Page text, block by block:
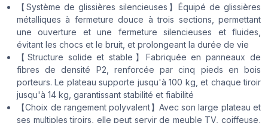
【Système de glissières silencieuses】Équipé de glissières
métalliques à fermeture douce à trois sections, permettant
une ouverture et une fermeture silencieuses et fluides,
évitant les chocs et le bruit, et prolongeant la durée de vie
【Structure solide et stable】Fabriquée en panneaux de
fibres de densité P2, renforcée par cinq pieds en bois
porteurs. Le plateau supporte jusqu'à 100 kg, et chaque tiroir
jusqu'à 14 kg, garantissant stabilité et fiabilité
【Choix de rangement polyvalent】Avec son large plateau et
ses multiples tiroirs, elle peut servir de meuble TV, coiffeuse,